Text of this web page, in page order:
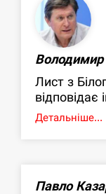
Лист з
відповідає
Детальніше...
Павло